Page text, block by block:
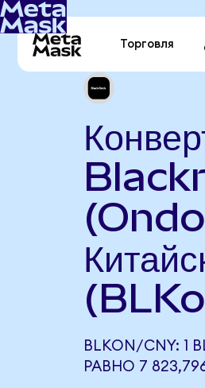
Торговля
BLKON/CNY: 1
РАВНО 7